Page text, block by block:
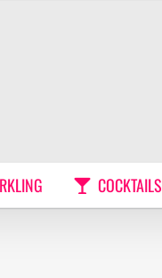
COCKTAILS